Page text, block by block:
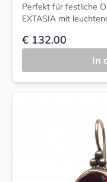
Perfekt für festliche
EXTASIA mit
€ 132.00
In